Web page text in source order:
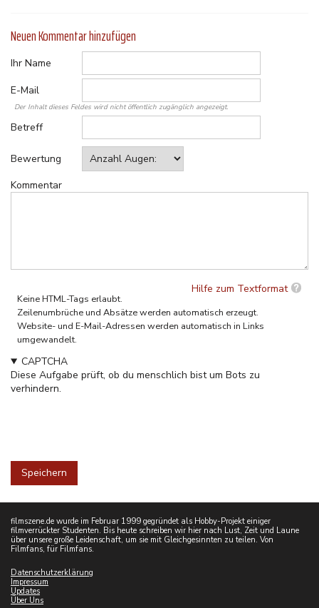
Neuen Kommentar hinzufügen
Ihr Name
E-Mail
Der Inhalt dieses Feldes wird nicht öffentlich zugänglich angezeigt.
Betreff
Bewertung
Kommentar
Hilfe zum Textformat
Keine HTML-Tags erlaubt.
Zeilenumbrüche und Absätze werden automatisch erzeugt.
Website- und E-Mail-Adressen werden automatisch in Links
umgewandelt.
CAPTCHA
Diese Aufgabe prüft, ob du menschlich bist um Bots zu
verhindern.
filmszene.de wurde im Februar 1999 gegründet als Hobby-Projekt einiger
filmverrückter Studenten. Bis heute schreiben wir hier nach Lust, Zeit und Laune
über unsere große Leidenschaft, um sie mit Gleichgesinnten zu teilen. Von
Filmfans, für Filmfans.
Datenschutzerklärung
Impressum
Updates
Über Uns